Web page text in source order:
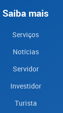
Saiba mais
Serviços
Notícias
Servidor
Investidor
Turista